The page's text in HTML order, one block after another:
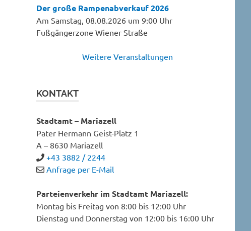
Der große Rampenabverkauf 2026
Am Samstag, 08.08.2026 um 9:00 Uhr
Fußgängerzone Wiener Straße
Weitere Veranstaltungen
KONTAKT
Stadtamt – Mariazell
Pater Hermann Geist-Platz 1
A – 8630 Mariazell
+43 3882 / 2244
Anfrage per E-Mail
Parteienverkehr im Stadtamt Mariazell:
Montag bis Freitag von 8:00 bis 12:00 Uhr
Dienstag und Donnerstag von 12:00 bis 16:00 Uhr